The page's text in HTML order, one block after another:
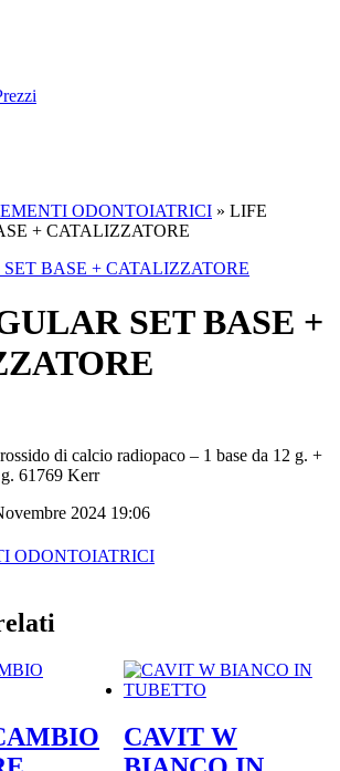
ODONTOIATRICI » LIFE
+ CATALIZZATORE
SET BASE +
di calcio radiopaco – 1 base da 12 g. +
61769 Kerr
2024 19:06
ODONTOIATRICI
CAVIT W